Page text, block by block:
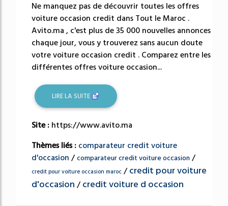
Ne manquez pas de découvrir toutes les offres
voiture occasion credit dans Tout le Maroc .
Avito.ma , c'est plus de 35 000 nouvelles annonces
chaque jour, vous y trouverez sans aucun doute
votre voiture occasion credit . Comparez entre les
différentes offres voiture occasion...
LIRE LA SUITE
Site : https://www.avito.ma
Thèmes liés : comparateur credit voiture
d'occasion /comparateur credit voiture occasion /
credit pour voiture occasion maroc /credit pour voiture
d'occasion /credit voiture d occasion